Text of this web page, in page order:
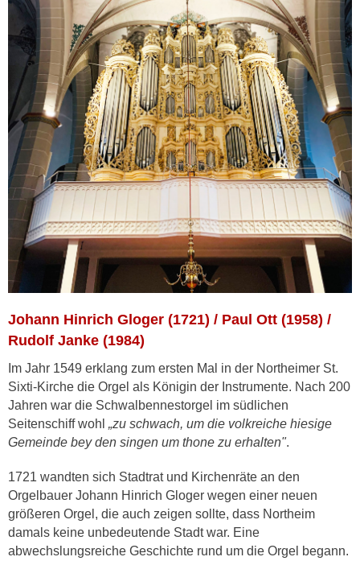
Johann Hinrich Gloger (1721) / Paul Ott (1958) /
Rudolf Janke (1984)
Im Jahr 1549 erklang zum ersten Mal in der Northeimer St.
Sixti-Kirche die Orgel als Königin der Instrumente. Nach 200
Jahren war die Schwalbennestorgel im südlichen
Seitenschiff wohl „zu schwach, um die volkreiche hiesige
Gemeinde bey den singen um thone zu erhalten".
1721 wandten sich Stadtrat und Kirchenräte an den
Orgelbauer Johann Hinrich Gloger wegen einer neuen
größeren Orgel, die auch zeigen sollte, dass Northeim
damals keine unbedeutende Stadt war. Eine
abwechslungsreiche Geschichte rund um die Orgel begann.